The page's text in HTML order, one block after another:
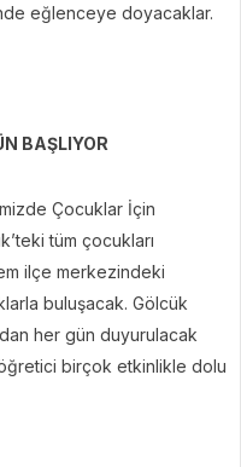
eğlenceye doyacaklar.
BAŞLIYOR
Çocuklar İçin
tüm çocukları
ilçe merkezindeki
buluşacak. Gölcük
her gün duyurulacak
birçok etkinlikle dolu